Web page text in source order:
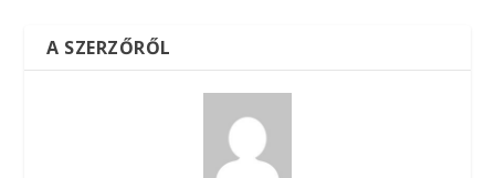
A SZERZŐRŐL